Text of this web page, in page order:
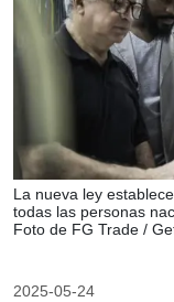
La nueva ley
todas las personas
Foto de FG Trade /
2025-05-24